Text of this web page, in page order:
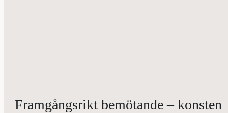
Framgångsrikt bemötande – konsten